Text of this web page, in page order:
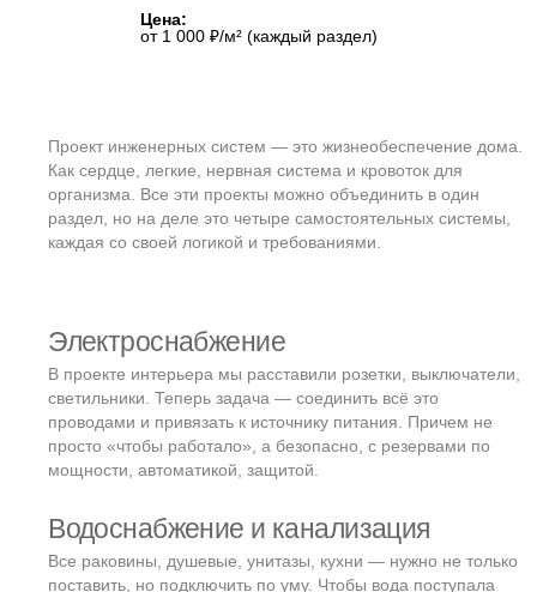
Конструктивный раздел — основа физической устойчивости
дома. Именно здесь расчёты превращают эскизы в
надёжную реальность.
В проекте конструкций инженер рассчитывает:
ветровую нагрузку — особенно важно для домов с
панорамным остеклением и большим остеклением
фасадов.
Каждый регион диктует свои условия — от глубины
промерзания до сейсмики. Поэтому конструктив должен
выполнять специалист с опытом работы именно в этом
климате и ландшафте. Один и тот же проект,
фундаментально — в прямом смысле.
Конструктив — это не только бетон и арматура. Это точка,
где встречаются физика, геология, экономика и здравый
смысл. Без него дом может быть красивым — но
Цена:
от 1 500 ₽/м²